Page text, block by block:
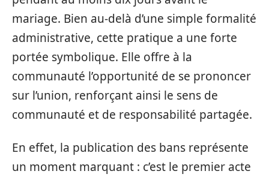
mariage. Bien au-delà d’une simple formalité
administrative, cette pratique a une forte
portée symbolique. Elle offre à la
communauté l’opportunité de se prononcer
sur l’union, renforçant ainsi le sens de
communauté et de responsabilité partagée.
En effet, la publication des bans représente
un moment marquant : c’est le premier acte